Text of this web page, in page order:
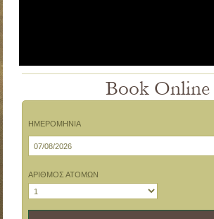
Book Online
ΗΜΕΡΟΜΗΝΙΑ
ΑΡΙΘΜΟΣ ΑΤΟΜΩΝ